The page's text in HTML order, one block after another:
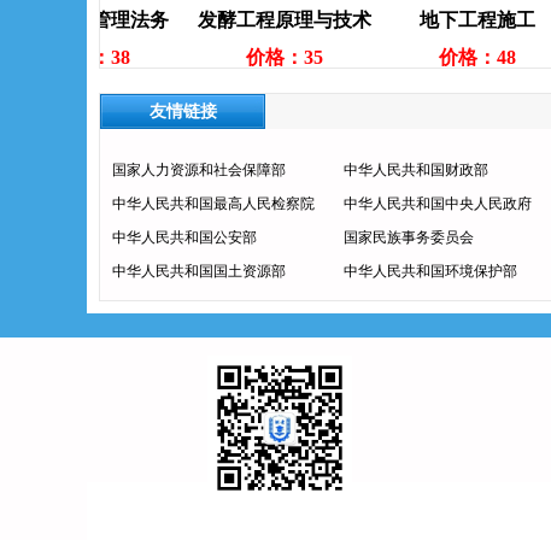
资源管理法务
发酵工程原理与技术
价格：35
地下工程施工
价格：48
友情链接
国家人力资源和社会保障部 中华人民共和国财政部
中华人民共和国最高人民检察院
中华人民共和国中央人民政府
中华人民共和国公安部
国家民族事务委员会
中华人民共和国国土资源部
中华人民共和国环境保护部